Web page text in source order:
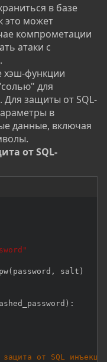
в базе
это может
компрометации
атаки с
хэш-функции
для
Для защиты от SQL-
в
данные, включая
от SQL-
( password , salt )
) :
от SQL инъекций